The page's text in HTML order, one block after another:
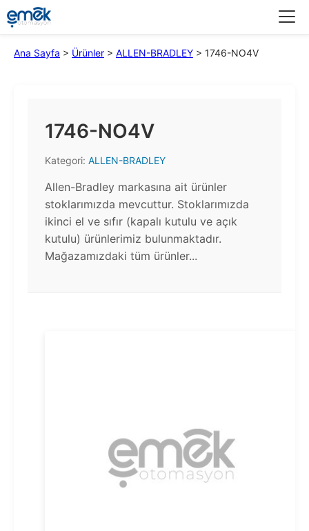
Ana Sayfa > Ürünler > ALLEN-BRADLEY > 1746-NO4V
1746-NO4V
Kategori: ALLEN-BRADLEY
Allen-Bradley markasına ait ürünler
stoklarımızda mevcuttur. Stoklarımızda
ikinci el ve sıfır (kapalı kutulu ve açık
kutulu) ürünlerimiz bulunmaktadır.​
Mağazamızdaki tüm ürünler...